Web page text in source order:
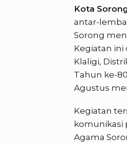
Kota
antar-
Sorong
Kegiatan ini
Klaligi,
Tahun ke-
Agustus
Kegiatan
komunikasi
Agama